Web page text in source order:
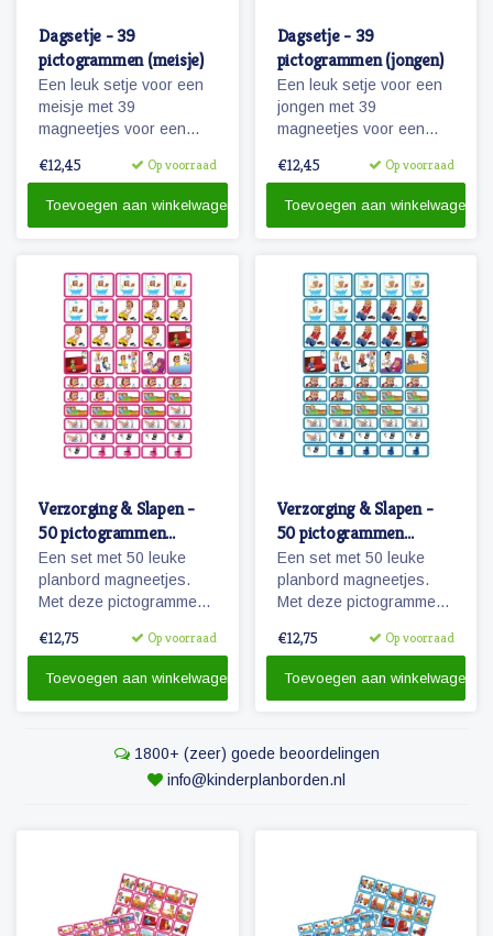
Dagsetje - 39
pictogrammen (meisje)
Een leuk setje voor een
meisje met 39
magneetjes voor een
magneetjes voor school,
natuurlijk ook sport, spel
€12,45 Op voorraad
Toevoegen aan winkelwagen
Dagsetje - 39
pictogrammen (jongen)
Een leuk setje voor een
jongen met 39
magneetjes voor een
magneetjes voor school,
natuurlijk ook sport, spel
€12,45 Op voorraad
Toevoegen aan winkelwagen
Verzorging & Slapen -
50 pictogrammen
(meisje)
Een set met 50 leuke
planbord magneetjes.
Met deze pictogrammen
ochtendritueel inzichtelijk
aan de tandarts of
€12,75 Op voorraad
Toevoegen aan winkelwagen
Verzorging & Slapen -
50 pictogrammen
(jongen)
Een set met 50 leuke
planbord magneetjes.
Met deze pictogrammen
ochtendritueel inzichtelijk
aan de tandarts of
€12,75 Op voorraad
Toevoegen aan winkelwagen
1800+ (zeer) goede beoordelingen
info@kinderplanborden.nl